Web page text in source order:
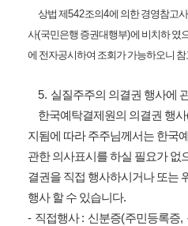
상법 제542조의4에 의한 경영참고
사(국민은행 증권대행부)에 비치하 였
에 전자공시하여 조회가 가능하오니
5. 실질주주의 의결권 행사에
한국예탁결제원의 의결권 행사
지됨에 따라 주주님께서는 한국
관한 의사표시를 하실 필요가 없
결권을 직접 행사하시거나 또는
행사 할 수 있습니다.
- 직접행사: 신분증(주민등록증,